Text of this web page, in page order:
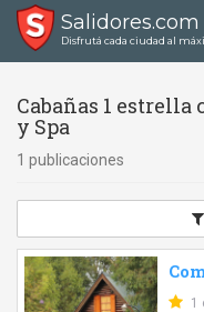
Salidores.com
Disfrutá cada ciudad al
Cabañas 1
y Spa
1 publicaciones
1